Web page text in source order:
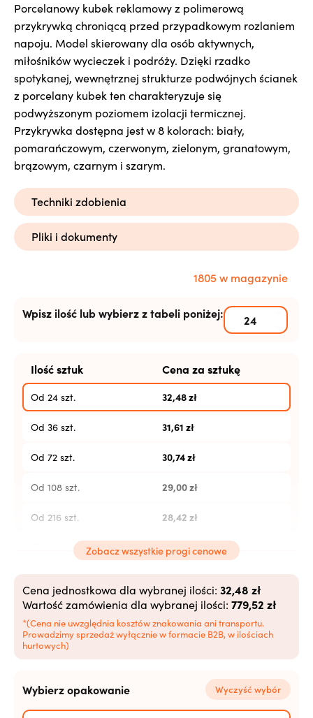
Porcelanowy kubek reklamowy z polimerową
przykrywką chroniącą przed przypadkowym rozlaniem
napoju. Model skierowany dla osób aktywnych,
miłośników wycieczek i podróży. Dzięki rzadko
spotykanej, wewnętrznej strukturze podwójnych ścianek
z porcelany kubek ten charakteryzuje się
podwyższonym poziomem izolacji termicznej.
Przykrywka dostępna jest w 8 kolorach: biały,
pomarańczowym, czerwonym, zielonym, granatowym,
brązowym, czarnym i szarym.
Techniki zdobienia
Pliki i dokumenty
1805 w magazynie
Wpisz ilość lub wybierz z tabeli poniżej:
Ilość sztuk Cena za sztukę
Od 24 szt. 32,48zł
Od 36 szt. 31,61 zł
Od 72 szt. 30,74zł
Od 108 szt. 29,00zł
Od 216 szt. 28,42 zł
Od 504 szt. 27,84zł
Od 2520+ szt. 26,68zł
Zobacz wszystkie progi cenowe
Cena jednostkowa dla wybranej ilości: 32,48 zł
Wartość zamówienia dla wybranej ilości: 779,52 zł
*(Cena nie uwzględnia kosztów znakowania ani transportu.
Prowadzimy sprzedaż wyłącznie w formacie B2B, w ilościach
hurtowych)
Wybierz opakowanie Wyczyść wybór